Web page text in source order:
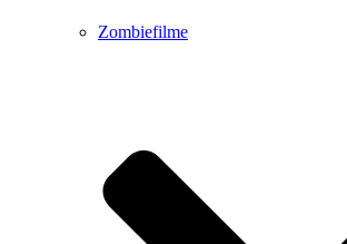
Zombiefilme